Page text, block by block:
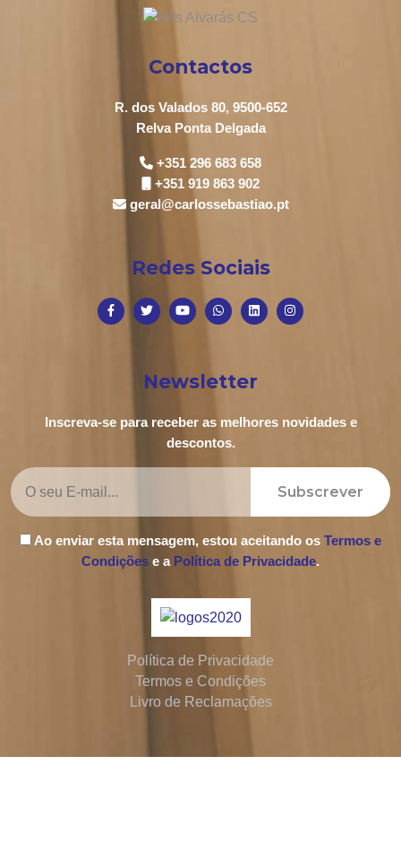
Contactos
R. dos Valados 80, 9500-652
Relva Ponta Delgada
+351 296 683 658
+351 919 863 902
geral@carlossebastiao.pt
Redes Sociais
Newsletter
Inscreva-se para receber as melhores novidades e
descontos.
Subscrever
Ao enviar esta mensagem, estou aceitando os Termos e
Condições e a Política de Privacidade.
Política de Privacidade
Termos e Condições
Livro de Reclamações